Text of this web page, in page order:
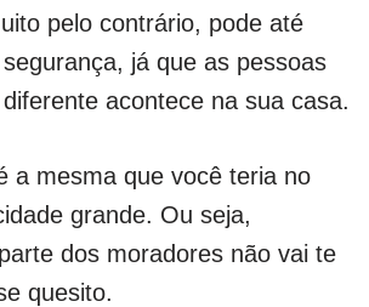
pelo contrário, pode até
já que as pessoas
acontece na sua casa.
a mesma que você teria no
grande. Ou seja,
dos moradores não vai te
quesito.